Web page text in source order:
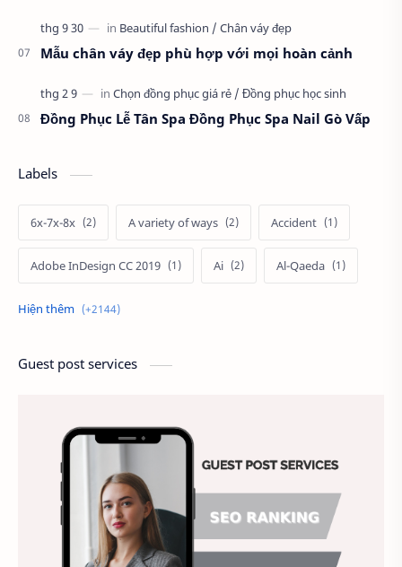
Mẫu chân váy đẹp phù hợp với mọi hoàn cảnh
Đồng Phục Lễ Tân Spa Đồng Phục Spa Nail Gò Vấp
Labels
6x-7x-8x A variety of ways Accident
Adobe InDesign CC 2019 Ai Al-Qaeda
Alien Alternative
Ảnh nền chuẩn HD Ảnh nền đẹp
Ảnh nền sinh nhật
Animal Ankle boots Antarctic
Guest post services